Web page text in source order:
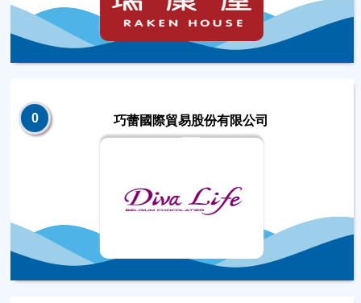
0 巧蕾國際貿易股份有限公司